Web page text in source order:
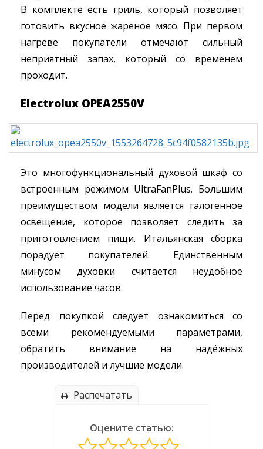
В комплекте есть гриль, который позволяет
готовить вкусное жареное мясо. При первом
нагреве покупатели отмечают сильный
неприятный запах, который со временем
проходит.
Electrolux OPEA2550V
Это многофункциональный духовой шкаф со
встроенным режимом UltraFanPlus. Большим
преимуществом модели является галогенное
освещение, которое позволяет следить за
приготовлением пищи. Итальянская сборка
порадует покупателей. Единственным
минусом духовки считается неудобное
использование часов.
Перед покупкой следует ознакомиться со
всеми рекомендуемыми параметрами,
обратить внимание на надёжных
производителей и лучшие модели.
Распечатать
Оцените статью: